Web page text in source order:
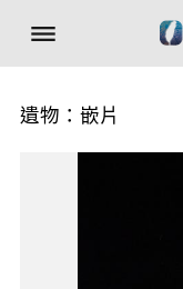
遺物：嵌片